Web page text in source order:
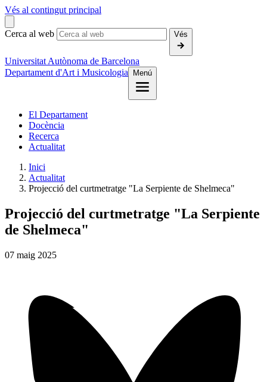
Vés al contingut principal
Cerca al web Vés
Universitat Autònoma de Barcelona
Departament d'Art i Musicologia
Menú
El Departament
Docència
Recerca
Actualitat
Inici
Actualitat
Projecció del curtmetratge "La Serpiente de Shelmeca"
Projecció del curtmetratge "La Serpiente
de Shelmeca"
07 maig 2025